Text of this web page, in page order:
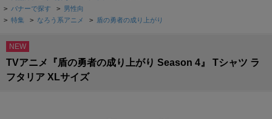
> バナーで探す > 男性向
> 特集 > なろう系アニメ > 盾の勇者の成り上がり
NEW
TVアニメ『盾の勇者の成り上がり Season 4』 Tシャツ ラ
フタリア XLサイズ